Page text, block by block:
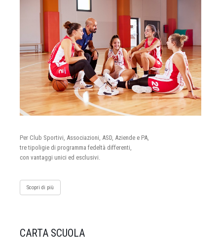
Per Club Sportivi, Associazioni, ASD, Aziende e PA,
tre tipoligie di programma fedeltà differenti,
con vantaggi unici ed esclusivi.
Scopri di più
CARTA SCUOLA